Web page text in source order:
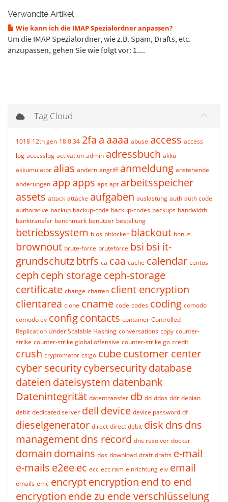
Verwandte Artikel
Wie kann ich die IMAP Spezialordner anpassen?
Um die IMAP Spezialordner, wie z.B. Spam, Drafts, etc.
anzupassen, gehen Sie wie folgt vor: 1....
Tag Cloud
1018 12th gen 18.0.34 2fa a aaaa abuse access access
log accesslog activation admin adressbuch akku
akkumulator alias ändern angriff anmeldung anstehende
änderungen appapps aps apt arbeitsspeicher
assets attack attacke aufgaben auslastung auth auth code
authorative backup backup-code backup-codes backups bandwidth
banktransfer benchmark benutzer bestellung
betriebssystem bios bitlocker blackout bonus
brownout brute-force bruteforce bsi bsi it-
grundschutzbtrfs ca caa cache calendar centos
ceph ceph storageceph-storage
certificate change chatten client encryption
clientarea clone cname code codes coding comodo
comodo ev configcontacts container Controlled
Replication Under Scalable Hashing conversations copy counter-
strike counter-strike global offensive counter-strike go credit
crush cryptomator cs:go cubecustomer center
cyber securitycybersecuritydatabase
dateien dateisystem datenbank
Datenintegrität datentransfer db dd ddos ddr debian
debit dedicated server dell device device password df
dieselgenerator direct direct debit disk dns dns
managementdns record dns resolver docker
domain domains dos download draft drafts e-mail
e-mails e2eeec ecc ecc ram einrichtung elv email
emails emc encryptencryption end to end
encryption ende zu ende verschlüsselung